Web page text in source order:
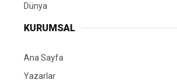
Dünya
KURUMSAL
Ana Sayfa
Yazarlar